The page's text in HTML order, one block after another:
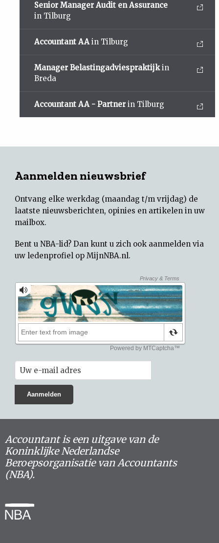
Senior Manager Audit en Assurance
in Tilburg
Accountant AAin Tilburg
Manager Belastingadviespraktijkin
Breda
Accountant AA - Partner in Tilburg
Aanmelden nieuwsbrief
Ontvang elke werkdag (maandag t/m vrijdag) de
laatste nieuwsberichten, opinies en artikelen in uw
mailbox.
Bent u NBA-lid? Dan kunt u zich ook aanmelden via
uw ledenprofiel op MijnNBA.nl.
Accountant is een uitgave van de
Koninklijke Nederlandse
Beroepsorganisatie van Accountants
(NBA).